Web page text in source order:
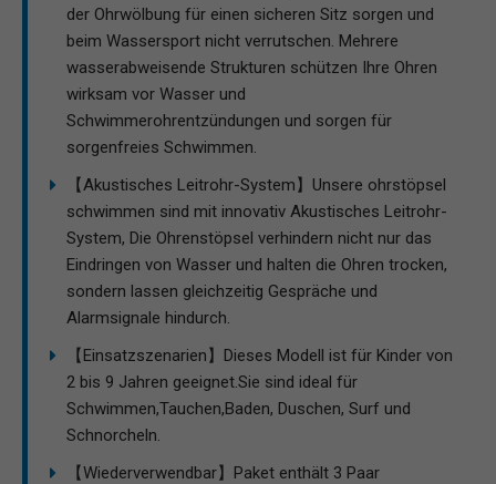
der Ohrwölbung für einen sicheren Sitz sorgen und
beim Wassersport nicht verrutschen. Mehrere
wasserabweisende Strukturen schützen Ihre Ohren
wirksam vor Wasser und
Schwimmerohrentzündungen und sorgen für
sorgenfreies Schwimmen.
【Akustisches Leitrohr-System】Unsere ohrstöpsel
schwimmen sind mit innovativ Akustisches Leitrohr-
System, Die Ohrenstöpsel verhindern nicht nur das
Eindringen von Wasser und halten die Ohren trocken,
sondern lassen gleichzeitig Gespräche und
Alarmsignale hindurch.
【Einsatzszenarien】Dieses Modell ist für Kinder von
2 bis 9 Jahren geeignet.Sie sind ideal für
Schwimmen,Tauchen,Baden, Duschen, Surf und
Schnorcheln.
【Wiederverwendbar】Paket enthält 3 Paar